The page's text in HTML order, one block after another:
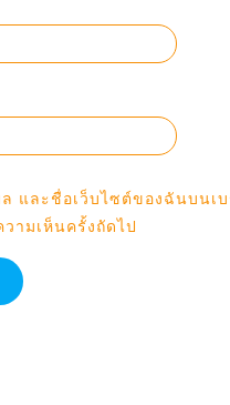
และชื่อเว็บไซต์ของฉันบนเ
ามเห็นครั้งถัดไป